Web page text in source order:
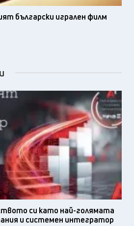
български игрален филм
си като най-голямата
и системен интегратор